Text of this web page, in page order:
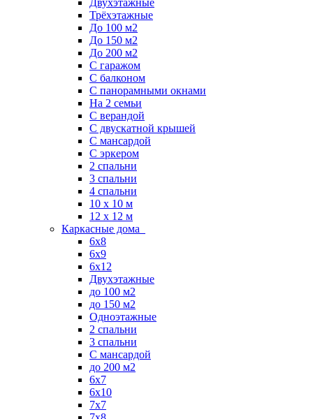
Двухэтажные
Трёхэтажные
До 100 м2
До 150 м2
До 200 м2
С гаражом
С балконом
С панорамными окнами
На 2 семьи
С верандой
С двускатной крышей
С мансардой
С эркером
2 спальни
3 спальни
4 спальни
10 x 10 м
12 x 12 м
Каркасные дома
6х8
6х9
6х12
Двухэтажные
до 100 м2
до 150 м2
Одноэтажные
2 спальни
3 спальни
С мансардой
до 200 м2
6х7
6х10
7х7